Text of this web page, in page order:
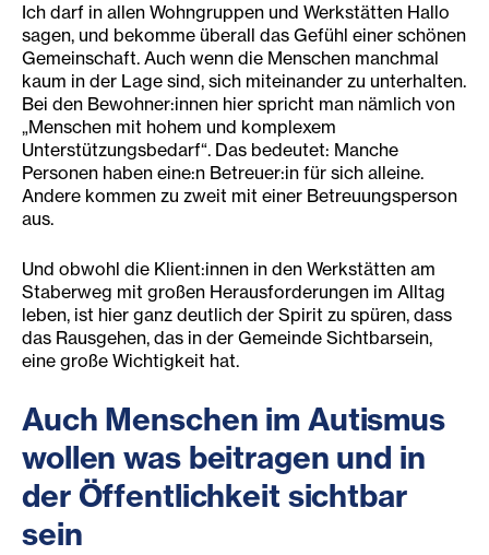
Ich darf in allen Wohngruppen und Werkstätten Hallo
sagen, und bekomme überall das Gefühl einer schönen
Gemeinschaft. Auch wenn die Menschen manchmal
kaum in der Lage sind, sich miteinander zu unterhalten.
Bei den Bewohner:innen hier spricht man nämlich von
„Menschen mit hohem und komplexem
Unterstützungsbedarf“. Das bedeutet: Manche
Personen haben eine:n Betreuer:in für sich alleine.
Andere kommen zu zweit mit einer Betreuungsperson
aus.
Und obwohl die Klient:innen in den Werkstätten am
Staberweg mit großen Herausforderungen im Alltag
leben, ist hier ganz deutlich der Spirit zu spüren, dass
das Rausgehen, das in der Gemeinde Sichtbarsein,
eine große Wichtigkeit hat.
Auch Menschen im Autismus
wollen was beitragen und in
der Öffentlichkeit sichtbar
sein